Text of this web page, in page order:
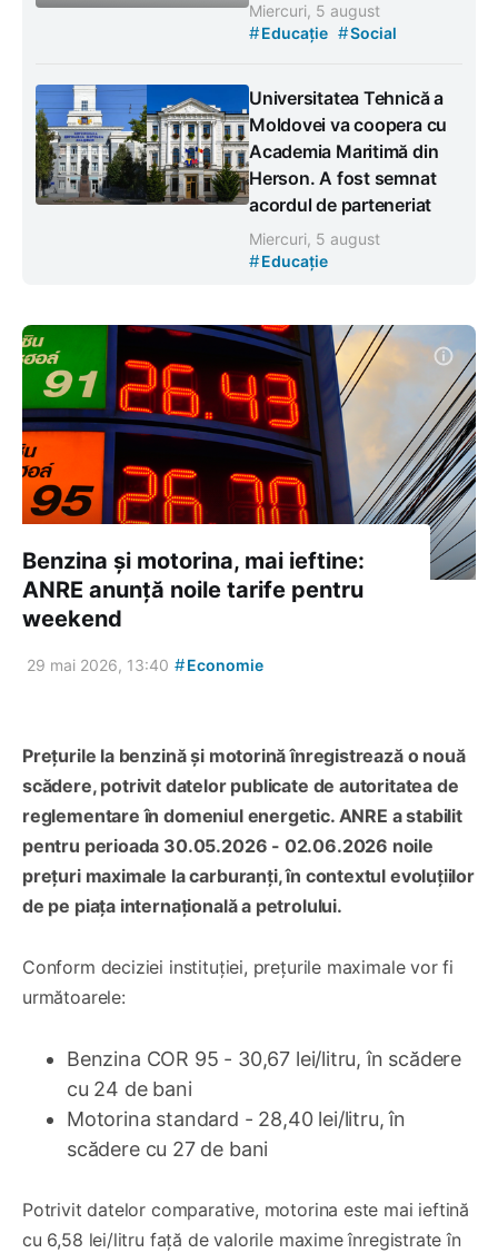
Miercuri, 5 august
#Educație #Social
Universitatea Tehnică a
Moldovei va coopera cu
Academia Maritimă din
Herson. A fost semnat
acordul de parteneriat
Miercuri, 5 august
#Educație
Benzina și motorina, mai ieftine:
ANRE anunță noile tarife pentru
weekend
29 mai 2026, 13:40 #Economie
Prețurile la benzină și motorină înregistrează o nouă
scădere, potrivit datelor publicate de autoritatea de
reglementare în domeniul energetic. ANRE a stabilit
pentru perioada 30.05.2026 - 02.06.2026 noile
prețuri maximale la carburanți, în contextul evoluțiilor
de pe piața internațională a petrolului.
Conform deciziei instituției, prețurile maximale vor fi
următoarele:
Benzina COR 95 - 30,67 lei/litru, în scădere
cu 24 de bani
Motorina standard - 28,40 lei/litru, în
scădere cu 27 de bani
Potrivit datelor comparative, motorina este mai ieftină
cu 6,58 lei/litru față de valorile maxime înregistrate în